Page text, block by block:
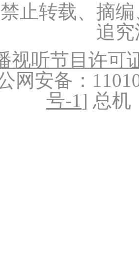
止转载、摘
追
视听节目许可
网安备：
号-1] 总机